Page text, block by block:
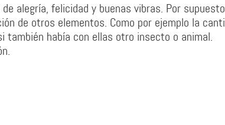
alegría, felicidad y buenas vibras. Por
de otros elementos. Como por ejemplo la
también había con ellas otro insecto o animal.